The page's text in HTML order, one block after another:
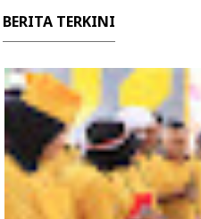
BERITA TERKINI